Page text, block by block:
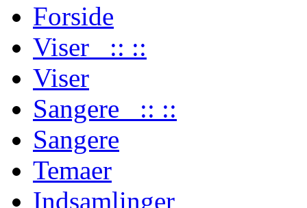
Forside
Viser :: ::
Viser
Sangere :: ::
Sangere
Temaer
Indsamlinger